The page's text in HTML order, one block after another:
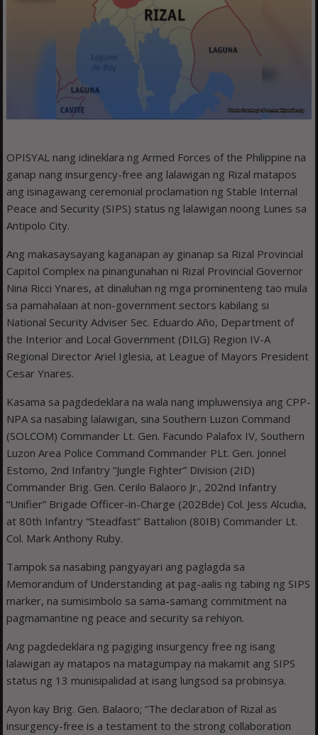
OPISYAL nang idineklara ng Armed Forces of the Philippine na
ganap nang insurgency-free ang lalawigan ng Rizal matapos
ang isinagawang ceremonial proclamation ng Stable Internal
Peace and Security (SIPS) status ng lalawigan noong Lunes sa
Antipolo City.
Ang makasaysayang kaganapan ay ginanap sa Rizal Provincial
Capitol Complex na pinangunahan ni Rizal Provincial Governor
Nina Ricci Ynares, at dinaluhan ng mga prominenteng tao mula
sa pamahalaan at non-government sectors kabilang si
National Security Adviser Sec. Eduardo Año, Department of
the Interior and Local Government (DILG) Region IV-A
Regional Director Ariel Iglesia, at League of Mayors President
Cesar Ynares.
Kasama sa pagdedeklara na wala nang impluwensiya ang CPP-
NPA sa nasabing lalawigan, sina Southern Luzon Command
(SOLCOM) Commander Lt. Gen. Facundo Palafox IV, Southern
Luzon Area Police Command Commander PLt. Gen. Jonnel
Estomo, 2nd Infantry “Jungle Fighter” Division (2ID)
Commander Brig. Gen. Cerilo Balaoro Jr., 202nd Infantry
“Unifier” Brigade Officer-in-Charge (202Bde) Col. Jess Alcudia,
at 80th Infantry “Steadfast” Battalion (80IB) Commander Lt.
Col. Mark Anthony Ruby.
Tampok sa nasabing pangyayari ang paglagda sa
Memorandum of Understanding at pag-aalis ng tabing ng SIPS
marker, na sumisimbolo sa sama-samang commitment na
pagmamantine ng peace and security sa rehiyon.
Ang pagdedeklara ng pagiging insurgency free ng isang
lalawigan ay matapos na matagumpay na makamit ang SIPS
status ng 13 munisipalidad at isang lungsod sa probinsya.
Ayon kay Brig. Gen. Balaoro; “The declaration of Rizal as
insurgency-free is a testament to the strong collaboration